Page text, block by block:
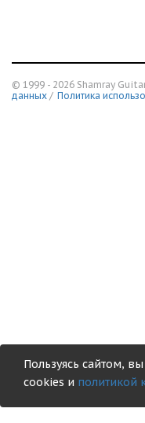
© 1999 - 2026 Shamray
данных / Политика
Пользуясь сайтом,
cookies и политикой